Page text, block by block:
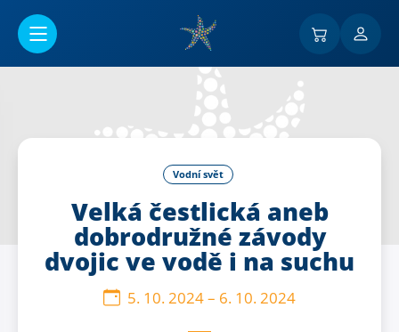
Vodní svět
Velká čestlická aneb
dobrodružné závody
dvojic ve vodě i na suchu
5. 10. 2024– 6. 10. 2024